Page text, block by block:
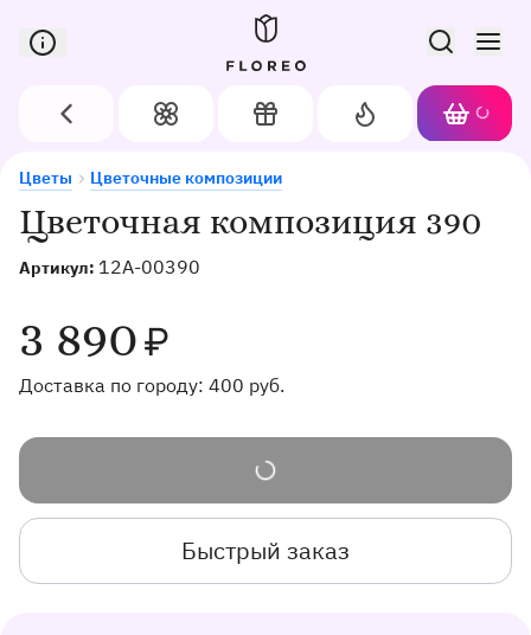
Сервис доставки цветов в Орле
Назад Цветы Подарки
Акции
Корзина
Цветочная композиция 390
Артикул: 12A-00390
3 890₽
Доставка по городу: 400 руб.
Быстрый заказ
Цветы Цветочные композиции
Цветочная композиция 390